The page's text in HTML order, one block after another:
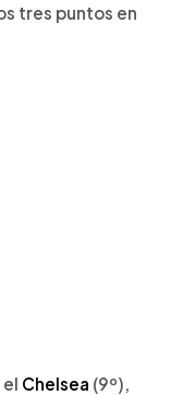
tres puntos en
Chelsea (9º),